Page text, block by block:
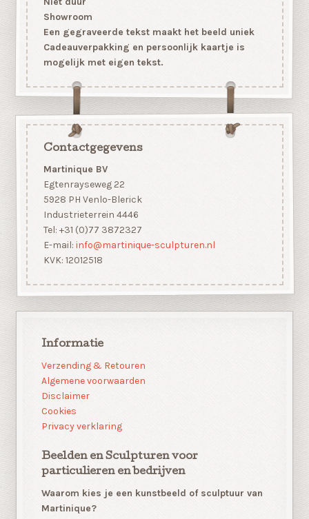
Showroom
Een gegraveerde tekst maakt het beeld uniek
Cadeauverpakking en persoonlijk kaartje is
mogelijk met eigen tekst.
Contactgegevens
Martinique BV
Egtenrayseweg 22
5928 PH Venlo-Blerick
Industrieterrein 4446
Tel: +31 (0)77 3872327
E-mail: info@martinique-sculpturen.nl
KVK: 12012518
Informatie
Verzending & Retouren
Algemene voorwaarden
Disclaimer
Cookies
Privacy verklaring
Beelden en Sculpturen voor
particulieren en bedrijven
Waarom kies je een kunstbeeld of sculptuur van
Martinique?